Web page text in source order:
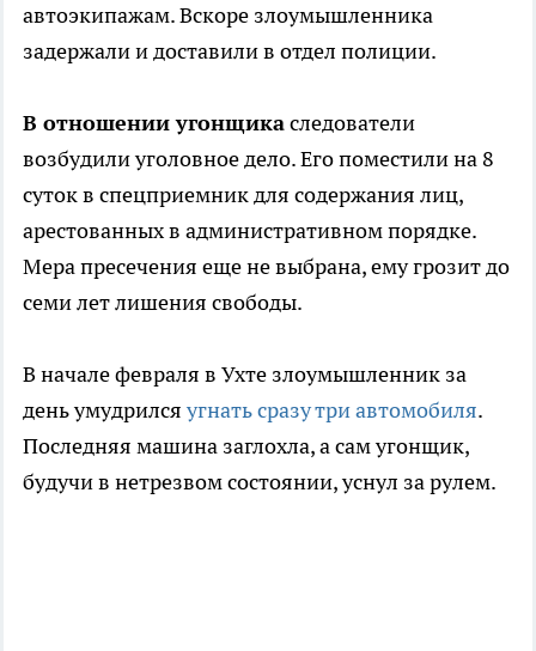
автоэкипажам. Вскоре злоумышленника
задержали и доставили в отдел полиции.
В отношении угонщикаследователи
возбудили уголовное дело. Его поместили на 8
суток в спецприемник для содержания лиц,
арестованных в административном порядке.
Мера пресечения еще не выбрана, ему грозит до
семи лет лишения свободы.
В начале февраля в Ухте злоумышленник за
день умудрился угнать сразу три автомобиля.
Последняя машина заглохла, а сам угонщик,
будучи в нетрезвом состоянии, уснул за рулем.